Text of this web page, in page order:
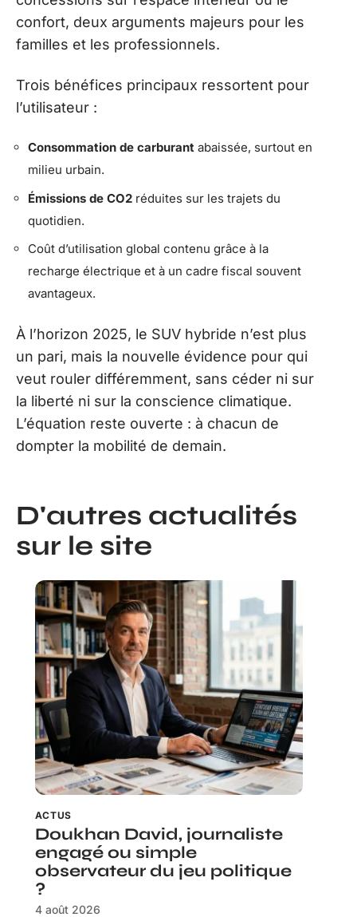
confort, deux arguments majeurs pour les
familles et les professionnels.
Trois bénéfices principaux ressortent pour
l’utilisateur :
Consommation de carburant abaissée, surtout en
milieu urbain.
Émissions de CO2 réduites sur les trajets du
quotidien.
Coût d’utilisation global contenu grâce à la
recharge électrique et à un cadre fiscal souvent
avantageux.
À l’horizon 2025, le SUV hybride n’est plus
un pari, mais la nouvelle évidence pour qui
veut rouler différemment, sans céder ni sur
la liberté ni sur la conscience climatique.
L’équation reste ouverte : à chacun de
dompter la mobilité de demain.
D'autres actualités
sur le site
ACTUS
Doukhan David, journaliste
engagé ou simple
observateur du jeu politique
?
4 août 2026